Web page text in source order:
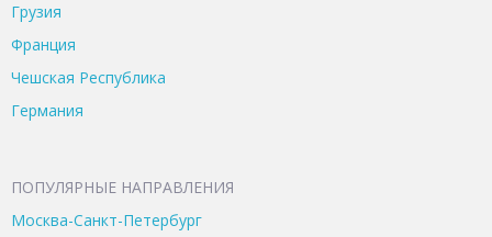
Грузия
Франция
Чешская Республика
Германия
ПОПУЛЯРНЫЕ НАПРАВЛЕНИЯ
Москва-Санкт-Петербург